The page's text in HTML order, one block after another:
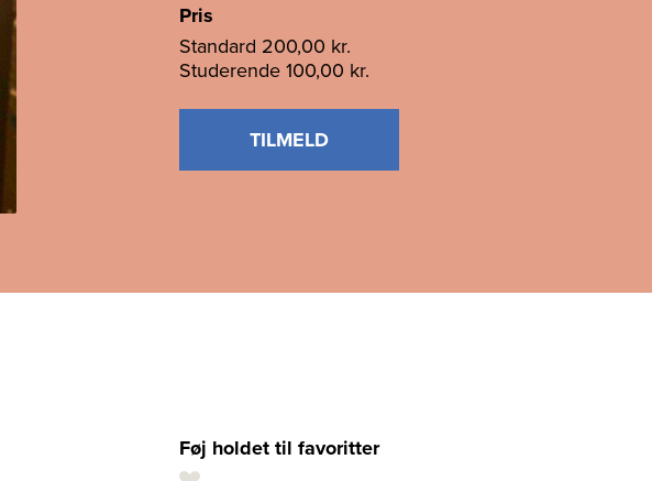
Pris
Standard 200,00 kr.
Studerende 100,00 kr.
TILMELD
Føj holdet til favoritter